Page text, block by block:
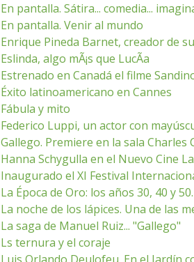
En pantalla. Sátira... comedia...
En pantalla. Venir al mundo
Enrique Pineda Barnet, creador de
Eslinda, algo mÃ¡s que LucÃ­a
Estrenado en Canadá el filme
Éxito latinoamericano en Cannes
Fábula y mito
Federico Luppi, un actor con
Gallego. Premiere en la sala Charles
Hanna Schygulla en el Nuevo Cine
Inaugurado el XI Festival
La Época de Oro: los años 30, 40 y
La noche de los lápices. Una de las
La saga de Manuel Ruiz... "Gallego"
Ls ternura y el coraje